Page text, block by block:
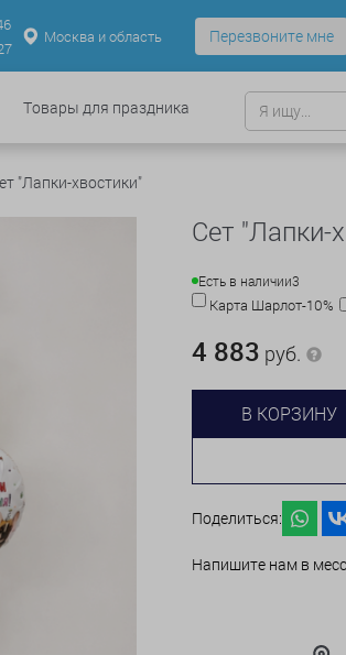
Москва и область Перезвоните мне
Товары для праздника
"Лапки-хвостики"
Сет "Лапки-
Есть в наличии3
Карта Шарлот-10%
4 883 руб.
В КОРЗИНУ
Поделиться:
Напишите нам в